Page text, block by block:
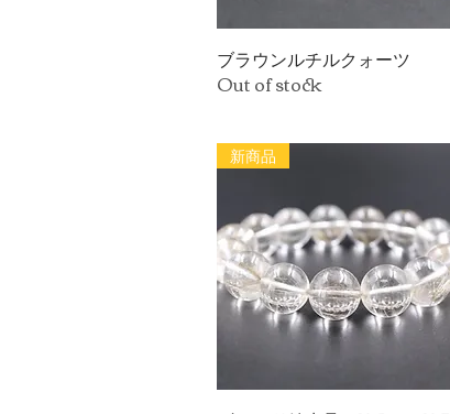
Quick View
ブラウンルチルクォーツ
Out of stock
新商品